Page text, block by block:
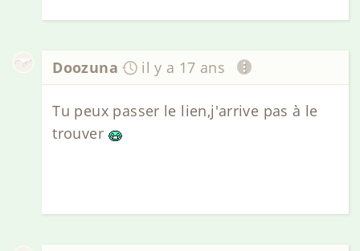
Doozuna il y a 17 ans
Tu peux passer le lien,j'arrive pas à le
trouver